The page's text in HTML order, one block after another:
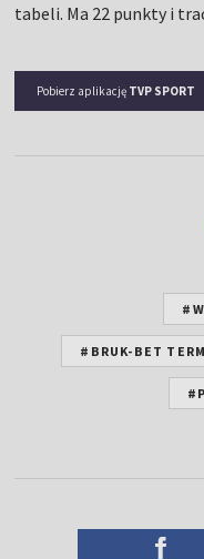
tabeli. Ma 22 punkty i
Pobierz aplikację TVP SPORT
#BRUK-BET